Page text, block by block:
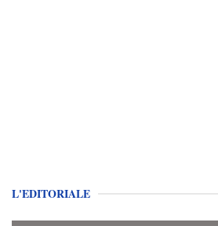
L'EDITORIALE